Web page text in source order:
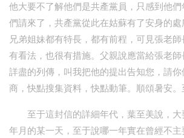
他大要不了解他們是共產黨員，只感到他
們請來了，共產黨從此在姑蘇有了安身的
兄弟姐妹都有特長，都有前程，可見張老
有看法，也很有措施。父親說應當給張老
詳盡的列傳，叫我把他的提出告知您，請
商，快點搜集資料，快點動筆。順頌暑安
至于這封信的詳細年代，葉至美說，
年月的某一天，至于說哪一年實在曾經不